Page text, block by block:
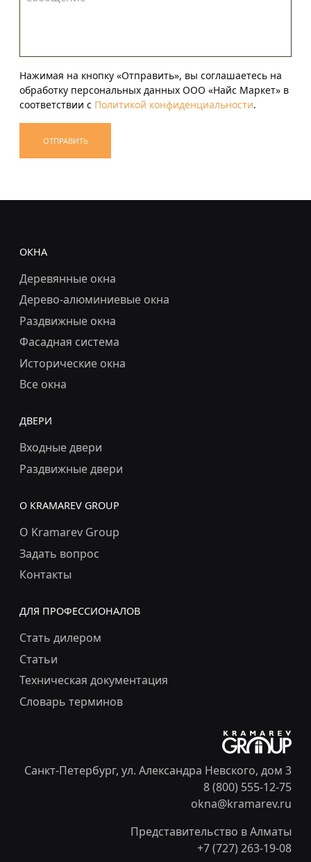
Нажимая на кнопку «Отправить», вы соглашаетесь на
обработку персональных данных ООО «Найс Маркет» в
соответствии с Политикой конфиденциальности.
ОТПРАВИТЬ
ОКНА
Деревянные окна
Дерево-алюминиевые окна
Раздвижные окна
Фасадная система
Исторические окна
Все окна
ДВЕРИ
Входные двери
Раздвижные двери
О КRAMAREV GROUP
О Kramarev Group
Задать вопрос
Контакты
ДЛЯ ПРОФЕССИОНАЛОВ
Стать дилером
Статьи
Техническая документация
Словарь терминов
Санкт-Петербург, ул. Александра Невского, дом 3
8 (800) 555-12-75
okna@kramarev.ru
Представительство в Алматы
+7 (727) 263-19-08